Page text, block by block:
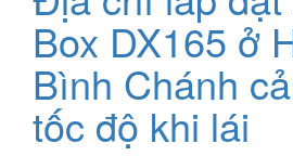
Box DX165 ở
Bình Chánh
tốc độ khi lái